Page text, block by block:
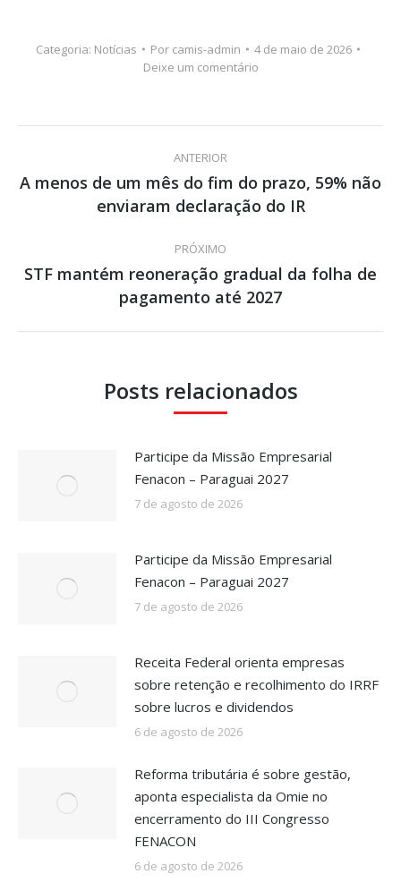
Categoria: Notícias Por camis-admin
4 de maio de 2026
Deixe um comentário
Navegação
de
ANTERIOR
Post
anterior:
A menos de um mês do fim do prazo, 59% não
enviaram declaração do IR
PRÓXIMO
Próximo
post:
STF mantém reoneração gradual da folha de
pagamento até 2027
Posts relacionados
Participe da Missão Empresarial
Fenacon – Paraguai 2027
7 de agosto de 2026
Participe da Missão Empresarial
Fenacon – Paraguai 2027
7 de agosto de 2026
Receita Federal orienta empresas
sobre retenção e recolhimento do IRRF
sobre lucros e dividendos
6 de agosto de 2026
Reforma tributária é sobre gestão,
aponta especialista da Omie no
encerramento do III Congresso
FENACON
6 de agosto de 2026